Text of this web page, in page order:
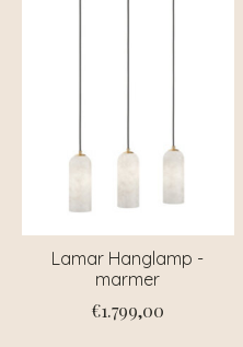
Lamar Hanglamp -
marmer
€1.799,00